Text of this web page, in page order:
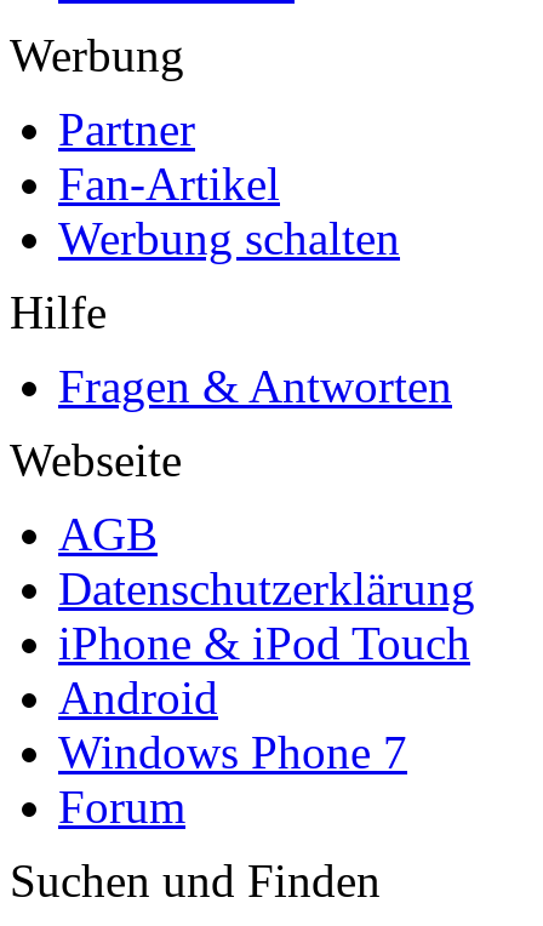
Werbung
Partner
Fan-Artikel
Werbung schalten
Hilfe
Fragen & Antworten
Webseite
AGB
Datenschutzerklärung
iPhone & iPod Touch
Android
Windows Phone 7
Forum
Suchen und Finden